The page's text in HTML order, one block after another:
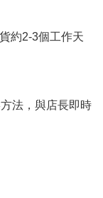
約2-3個工作天
法，與店長即時